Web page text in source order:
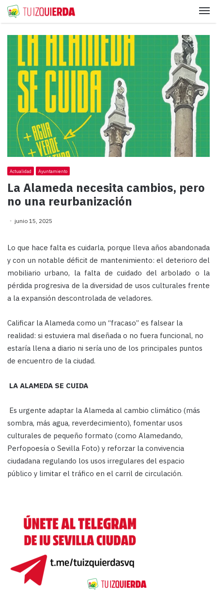
Actualidad Ayuntamiento
La Alameda necesita cambios, pero
no una reurbanización
junio 15, 2025
Lo que hace falta es cuidarla, porque lleva años abandonada
y con un notable déficit de mantenimiento: el deterioro del
mobiliario urbano, la falta de cuidado del arbolado o la
pérdida progresiva de la diversidad de usos culturales frente
a la expansión descontrolada de veladores.
Calificar la Alameda como un “fracaso” es falsear la
realidad: si estuviera mal diseñada o no fuera funcional, no
estaría llena a diario ni sería uno de los principales puntos
de encuentro de la ciudad.
LA ALAMEDA SE CUIDA
Es urgente adaptar la Alameda al cambio climático (más
sombra, más agua, reverdecimiento), fomentar usos
culturales de pequeño formato (como Alamedando,
Perfopoesía o Sevilla Foto) y reforzar la convivencia
ciudadana regulando los usos irregulares del espacio
público y limitar el tráfico en el carril de circulación.